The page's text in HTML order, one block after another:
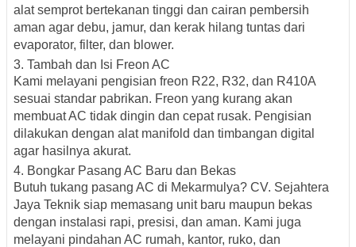
alat semprot bertekanan tinggi dan cairan pembersih
aman agar debu, jamur, dan kerak hilang tuntas dari
evaporator, filter, dan blower.
3. Tambah dan Isi Freon AC
Kami melayani pengisian freon R22, R32, dan R410A
sesuai standar pabrikan. Freon yang kurang akan
membuat AC tidak dingin dan cepat rusak. Pengisian
dilakukan dengan alat manifold dan timbangan digital
agar hasilnya akurat.
4. Bongkar Pasang AC Baru dan Bekas
Butuh tukang pasang AC di Mekarmulya? CV. Sejahtera
Jaya Teknik siap memasang unit baru maupun bekas
dengan instalasi rapi, presisi, dan aman. Kami juga
melayani pindahan AC rumah, kantor, ruko, dan